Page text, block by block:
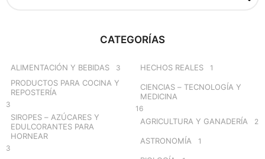
CATEGORÍAS
ALIMENTACIÓN Y BEBIDAS 3
PRODUCTOS PARA COCINA Y
REPOSTERÍA
3
SIROPES – AZÚCARES Y
EDULCORANTES PARA
HORNEAR
3
HECHOS REALES 1
CIENCIAS – TECNOLOGÍA Y
MEDICINA
16
AGRICULTURA Y GANADERÍA 2
ASTRONOMÍA 1